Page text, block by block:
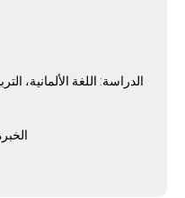
الدراسة: اللغة الألمانية،